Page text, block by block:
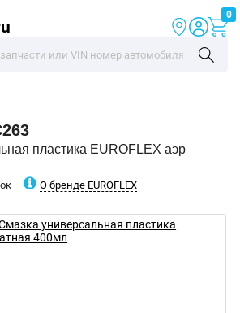
0
пластика EUROFLEX аэр
О бренде EUROFLEX